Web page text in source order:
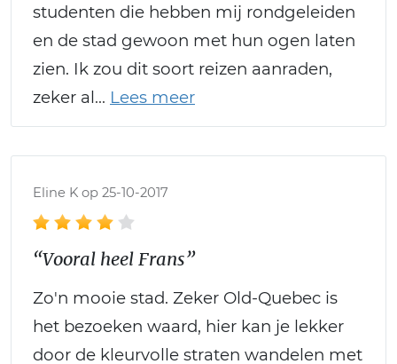
studenten die hebben mij rondgeleiden
en de stad gewoon met hun ogen laten
zien. Ik zou dit soort reizen aanraden,
zeker al
Eline K op 25-10-2017
“Vooral heel Frans”
Zo'n mooie stad. Zeker Old-Quebec is
het bezoeken waard, hier kan je lekker
door de kleurvolle straten wandelen met